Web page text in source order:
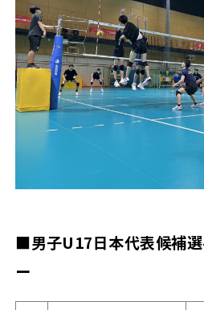
■男子U17日本代表候補
ー